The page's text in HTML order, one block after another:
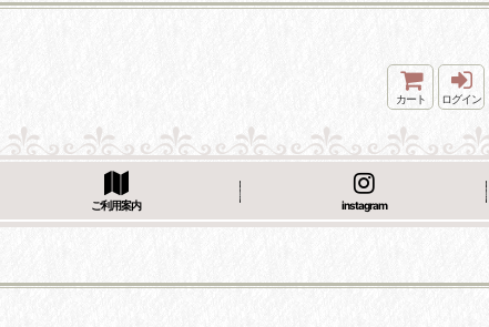
カート ログイン
ご利用案内 instagram